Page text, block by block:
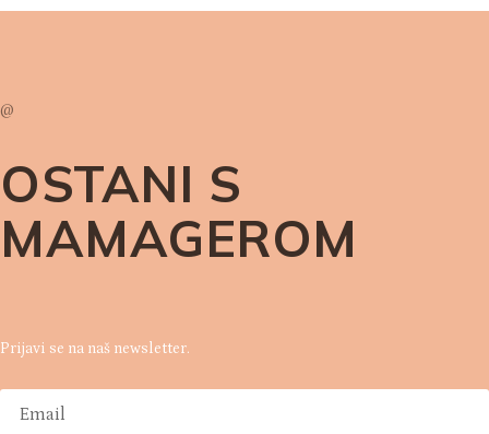
@
OSTANI S
MAMAGEROM
Prijavi se na naš newsletter.